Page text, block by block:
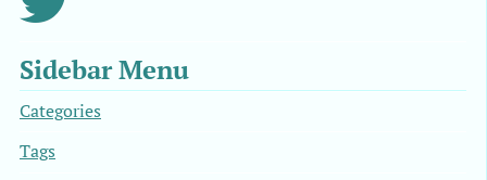
Sidebar Menu
Categories
Tags